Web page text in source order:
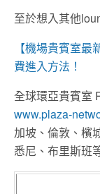
至於想入其他
【機場貴賓室
費進入方法！
全球環亞貴賓室
www.plaza-
加坡、倫敦、檳
悉尼、布里斯班